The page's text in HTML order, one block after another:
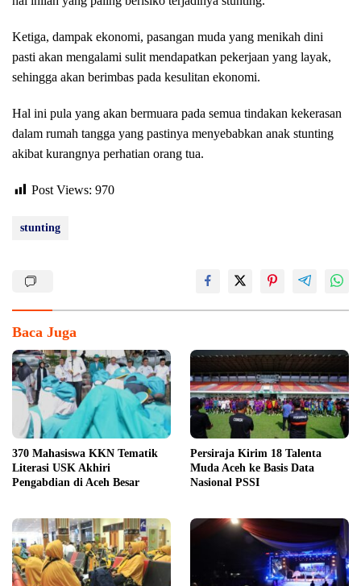
Ketiga, dampak ekonomi, pasangan muda yang menikah dini
pasti akan mengalami sulit mendapatkan pekerjaan yang layak,
sehingga akan berimbas pada kesulitan ekonomi.
Hal ini pula yang akan bermuara pada semua tindakan kekerasan
dalam rumah tangga yang pastinya menyebabkan anak stunting
akibat kurangnya perhatian orang tua.
Post Views: 970
stunting
Baca Juga
370 Mahasiswa KKN Tematik
Literasi USK Akhiri
Pengabdian di Aceh Besar
Persiraja Kirim 18 Talenta
Muda Aceh ke Basis Data
Nasional PSSI